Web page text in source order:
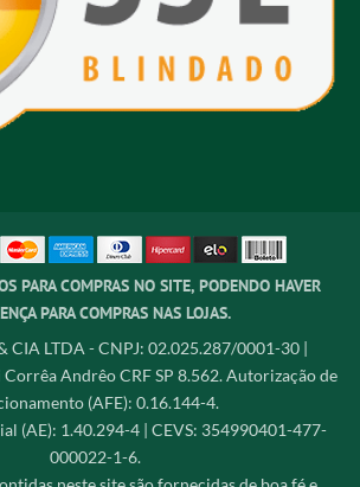
PARA COMPRAS NO SITE, PODENDO HAVER
PARA COMPRAS NAS LOJAS.
CIA LTDA - CNPJ: 02.025.287/0001-30 |
Corrêa Andrêo CRF SP 8.562. Autorização de
(AFE): 0.16.144-4.
(AE): 1.40.294-4 | CEVS: 354990401-477-
000022-1-6.